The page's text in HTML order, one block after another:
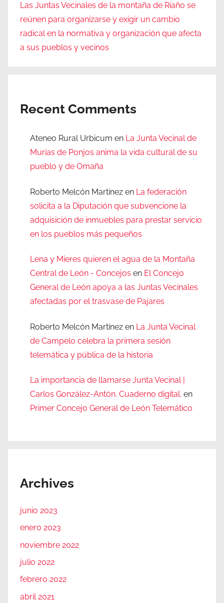
Las Juntas Vecinales de la montaña de Riaño se
reúnen para organizarse y exigir un cambio
radical en la normativa y organización que afecta
a sus pueblos y vecinos
Recent Comments
Ateneo Rural Urbicum en La Junta Vecinal de
Murias de Ponjos anima la vida cultural de su
pueblo y de Omaña
Roberto Melcón Martínez en La federación
solicita a la Diputación que subvencione la
adquisición de inmuebles para prestar servicio
en los pueblos más pequeños
Lena y Mieres quieren el agua de la Montaña
Central de León - Concejos en El Concejo
General de León apoya a las Juntas Vecinales
afectadas por el trasvase de Pajares
Roberto Melcón Martínez en La Junta Vecinal
de Campelo celebra la primera sesión
telemática y pública de la historia
La importancia de llamarse Junta Vecinal |
Carlos González-Antón. Cuaderno digital. en
Primer Concejo General de León Telemático
Archives
junio 2023
enero 2023
noviembre 2022
julio 2022
febrero 2022
abril 2021